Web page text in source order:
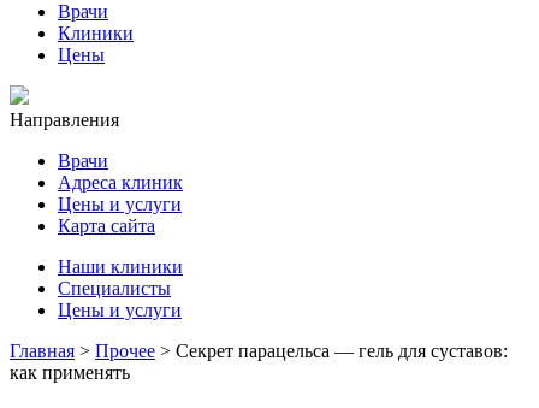
Врачи
Клиники
Цены
Направления
Врачи
Адреса клиник
Цены и услуги
Карта сайта
Наши клиники
Специалисты
Цены и услуги
Главная > Прочее > Секрет парацельса — гель для суставов:
как применять